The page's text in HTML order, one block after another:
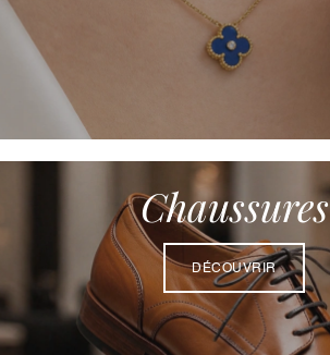
Chaussures
DÉCOUVRIR